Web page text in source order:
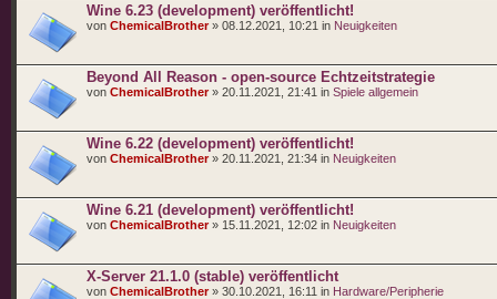
Wine 6.23 (development) veröffentlicht!
von ChemicalBrother» 08.12.2021, 10:21 in Neuigkeiten
Beyond All Reason - open-source Echtzeitstrategie
von ChemicalBrother» 20.11.2021, 21:41 in Spiele allgemein
Wine 6.22 (development) veröffentlicht!
von ChemicalBrother» 20.11.2021, 21:34 in Neuigkeiten
Wine 6.21 (development) veröffentlicht!
von ChemicalBrother» 15.11.2021, 12:02 in Neuigkeiten
X-Server 21.1.0 (stable) veröffentlicht
von ChemicalBrother» 30.10.2021, 16:11 in Hardware/Peripherie